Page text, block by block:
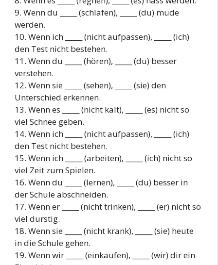
9. Wenn du _____ (schlafen), _____ (du) müde
werden.
10. Wenn ich _____ (nicht aufpassen), _____ (ich)
den Test nicht bestehen.
11. Wenn du _____ (hören), _____ (du) besser
verstehen.
12. Wenn sie _____ (sehen), _____ (sie) den
Unterschied erkennen.
13. Wenn es _____ (nicht kalt), _____ (es) nicht so
viel Schnee geben.
14. Wenn ich _____ (nicht aufpassen), _____ (ich)
den Test nicht bestehen.
15. Wenn ich _____ (arbeiten), _____ (ich) nicht so
viel Zeit zum Spielen.
16. Wenn du _____ (lernen), _____ (du) besser in
der Schule abschneiden.
17. Wenn er _____ (nicht trinken), _____ (er) nicht so
viel durstig.
18. Wenn sie _____ (nicht krank), _____ (sie) heute
in die Schule gehen.
19. Wenn wir _____ (einkaufen), _____ (wir) dir ein